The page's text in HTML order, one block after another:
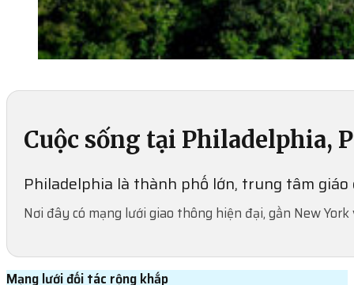
Cuộc sống tại Philadelphia,
Philadelphia là thành phố lớn, trung tâm giáo
Nơi đây có mạng lưới giao thông hiện đại, gần New
Mạng lưới đối tác rộng khắp